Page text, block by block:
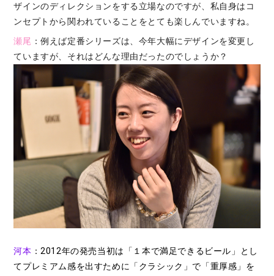
ザインのディレクションをする立場なのですが、私自身はコ
ンセプトから関われていることをとても楽しんでいますね。
瀬尾 ：例えば定番シリーズは、今年大幅にデザインを変更し
ていますが、それはどんな理由だったのでしょうか？
河本 ：2012年の発売当初は「１本で満足できるビール」とし
てプレミアム感を出すために「クラシック」で「重厚感」を